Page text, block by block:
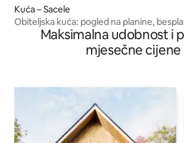
Kuća – Sacele
Obiteljska kuća: pogled na planine,
Maksimalna udobnost i
mjesečne cijene